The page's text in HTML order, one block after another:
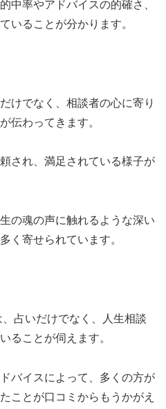
中率やアドバイスの的確さ、
いることが分かります。
けでなく、相談者の心に寄り
伝わってきます。
され、満足されている様子が
の魂の声に触れるような深い
く寄せられています。
、占いだけでなく、人生相談
ることが伺えます。
バイスによって、多くの方が
ことが口コミからもうかがえ